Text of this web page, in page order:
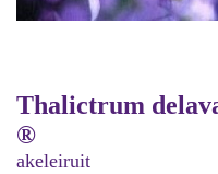
Thalictrum
®
akeleiruit